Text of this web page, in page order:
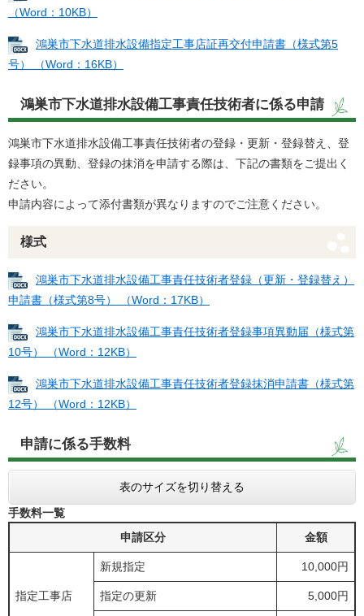
（Word：10KB）
鴻巣市下水道排水設備指定工事店証再交付申請書（様式第5
号） （Word：16KB）
鴻巣市下水道排水設備工事責任技術者に係る申請
鴻巣市下水道排水設備工事責任技術者の登録・更新・登録替え、登
録事項の異動、登録の抹消を申請する際は、下記の書類をご提出く
ださい。
申請内容によって添付書類が異なりますのでご注意ください。
様式
鴻巣市下水道排水設備工事責任技術者登録（更新・登録替え）
申請書（様式第8号） （Word：17KB）
鴻巣市下水道排水設備工事責任技術者登録事項異動届（様式第
10号） （Word：12KB）
鴻巣市下水道排水設備工事責任技術者登録抹消申請書（様式第
12号） （Word：12KB）
申請に係る手数料
表のサイズを切り替える
手数料一覧
申請区分
金額
指定工事店
新規指定 10,000円
指定の更新 5,000円